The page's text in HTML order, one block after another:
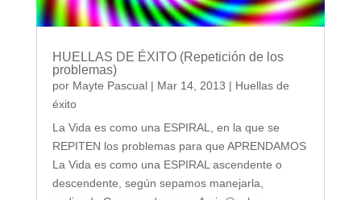
HUELLAS DE ÉXITO (Repetición de los
problemas)
por Mayte Pascual| Mar 14, 2013 | Huellas de
éxito
La Vida es como una ESPIRAL, en la que se
REPITEN los problemas para que APRENDAMOS
La Vida es como una ESPIRAL ascendente o
descendente, según sepamos manejarla,